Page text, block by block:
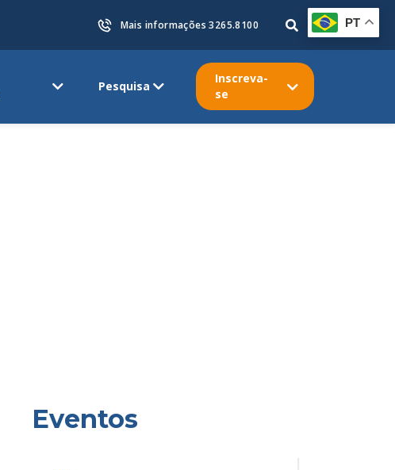
Mais informações 3265.8100
Pesquisa
Inscreva-
se
Eventos
PT